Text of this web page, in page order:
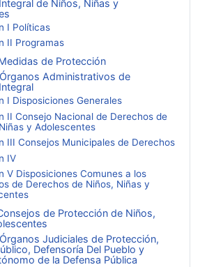
de Niños, Niñas y
I Políticas
II Programas
de Protección
Administrativos de
I Disposiciones Generales
II Consejo Nacional de Derechos de
y Adolescentes
III Consejos Municipales de Derechos
IV
V Disposiciones Comunes a los
de Derechos de Niños, Niñas y
de Protección de Niños,
Judiciales de Protección,
Defensoría Del Pueblo y
de la Defensa Pública